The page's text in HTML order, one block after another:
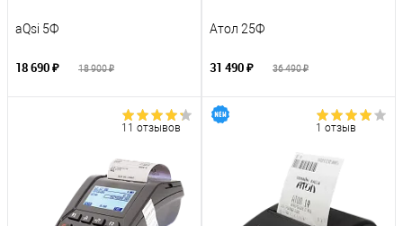
aQsi 5Ф
18 690 ₽ 18 900 ₽
Атол 25Ф
31 490 ₽ 36 490 ₽
11 отзывов 1 отзыв